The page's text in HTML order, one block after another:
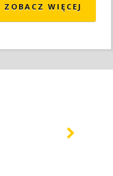
ZOBACZ WIĘCEJ